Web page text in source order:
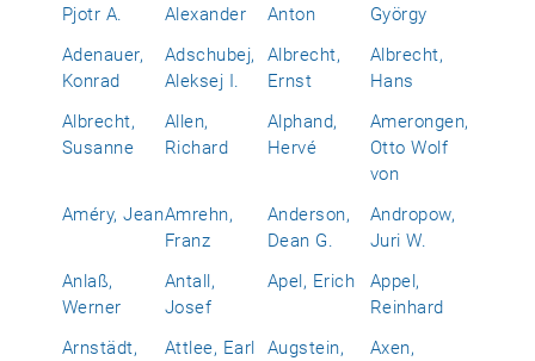
Pjotr A.
Alexander
Anton
György
Adenauer,
Konrad
Adschubej,
Aleksej I.
Albrecht,
Ernst
Albrecht,
Hans
Albrecht,
Susanne
Allen,
Richard
Alphand,
Hervé
Amerongen,
Otto Wolf
von
Améry, JeanAmrehn,
Franz
Anderson,
Dean G.
Andropow,
Juri W.
Anlaß,
Werner
Antall,
Josef
Apel, Erich
Appel,
Reinhard
Arnstädt,
Attlee, Earl
Augstein,
Axen,